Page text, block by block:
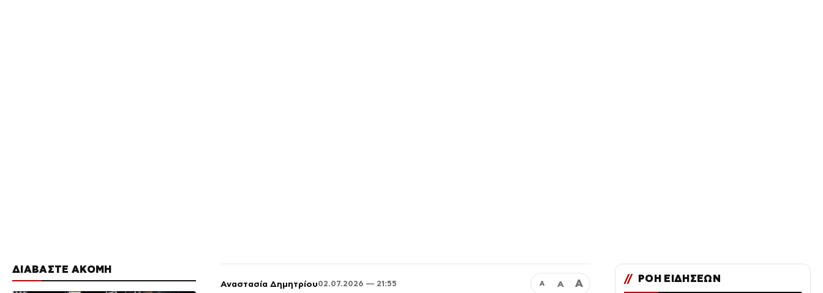
ΔΙΑΒΑΣΤΕ ΑΚΟΜΗ
Αναστασία Δημητρίου02.07.2026 — 21:55 Α Α Α // ΡΟΗ ΕΙΔΗΣΕΩΝ